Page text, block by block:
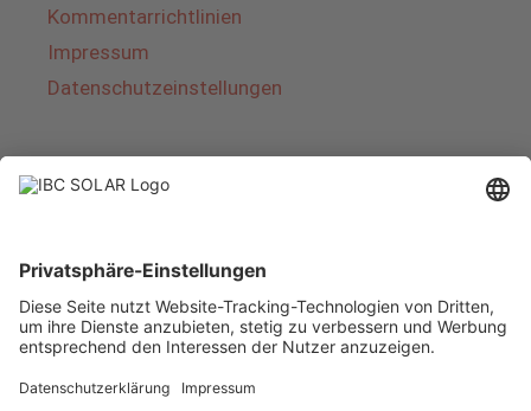
Kommentarrichtlinien
Impressum
Datenschutzeinstellungen
Über IBC SOLAR
von Energielösungen und Dienstleistungen im
Bereich Photovoltaik und Speicher. Das
Unternehmen bietet Komplettsysteme an und
deckt das gesamte Spektrum von der Planung
bis zur schlüsselfertigen Übergabe von